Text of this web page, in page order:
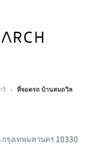
ริ › ที่จอดรถ บ้านสมถวิล
รุงเทพมหานคร 10330